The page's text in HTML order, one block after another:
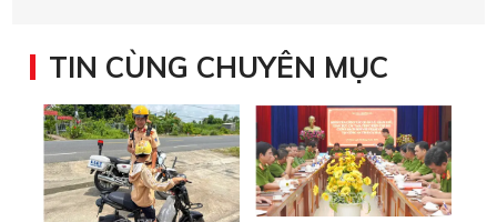
TIN CÙNG CHUYÊN MỤC